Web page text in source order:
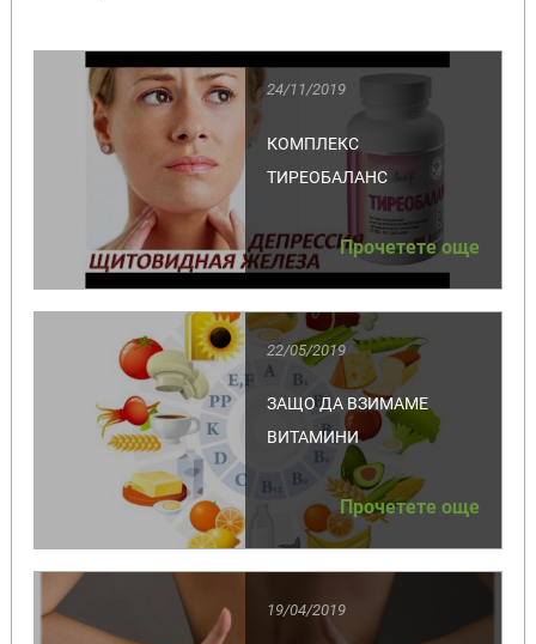
КОМПЛЕКС
ТИРЕОБАЛАНС
24/11/2019
Прочетете още
ЗАЩО ДА ВЗИМАМЕ
ВИТАМИНИ
22/05/2019
Прочетете още
19/04/2019